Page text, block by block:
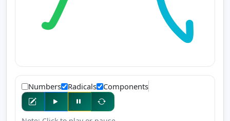
Numbers Radicals Components